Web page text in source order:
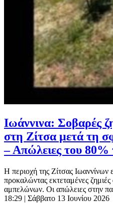
Ιωάννινα: Σοβαρές
στη Ζίτσα μετά τη
– Απώλειες του
Η περιοχή της Ζίτσας
προκαλώντας εκτεταμένες
αμπελώνων. Οι απώλειες στην
18:29 | Σάββατο 13 Ιουνίου 2026